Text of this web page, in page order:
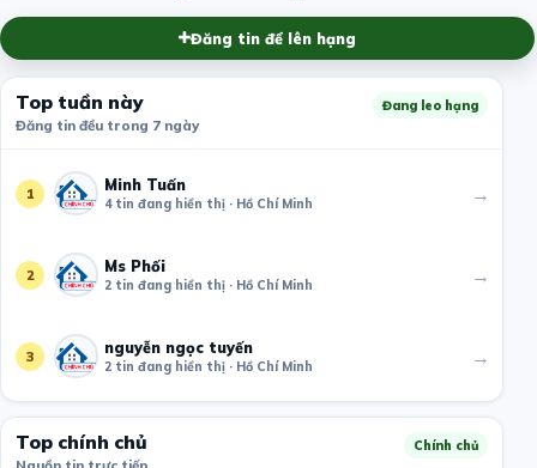
Đăng tin để lên hạng
Top tuần này
Đăng tin đều trong 7 ngày
Đang leo hạng
1 Minh Tuấn
4 tin đang hiển thị · Hồ Chí Minh →
2 Ms Phối
2 tin đang hiển thị · Hồ Chí Minh →
3 nguyễn ngọc tuyến
2 tin đang hiển thị · Hồ Chí Minh →
Top chính chủ Chính chủ